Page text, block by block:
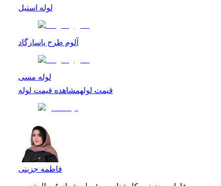
لوله استیل
آلوم طرح پاسارگاد
لوله مسی
قیمت لولهمشاهده قیمت لوله
فاطمه جزینی